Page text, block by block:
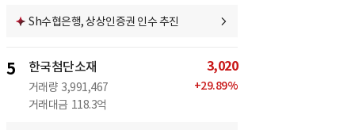
Sh수협은행, 상상인증권 인수 추진
5 한국첨단소재
거래량 3,991,467
거래대금 118.3억
3,020
+29.89%